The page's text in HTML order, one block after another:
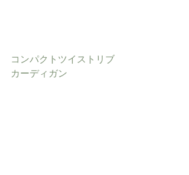
コンパクトツイストリブ
カーディガン